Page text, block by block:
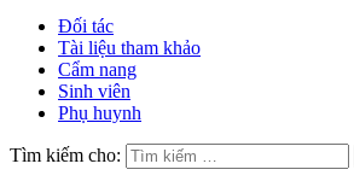
Đối tác
Tài liệu tham khảo
Cẩm nang
Sinh viên
Phụ huynh
Tìm kiếm cho: